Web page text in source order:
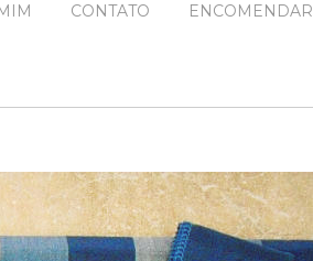
CONTATO ENCOMENDAR